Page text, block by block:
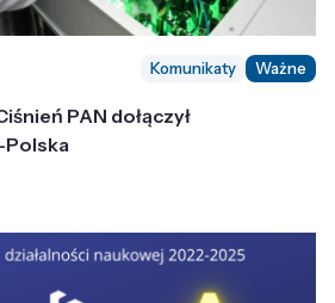
Komunikaty Ważne
PAN dołączył
Polska